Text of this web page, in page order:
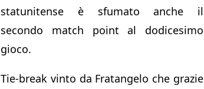
statunitense è sfumato anche il
secondo match point al dodicesimo
gioco.
Tie-break vinto da Fratangelo che grazie